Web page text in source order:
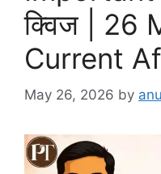
क्विज | 26
Current
May 26, 2026 by